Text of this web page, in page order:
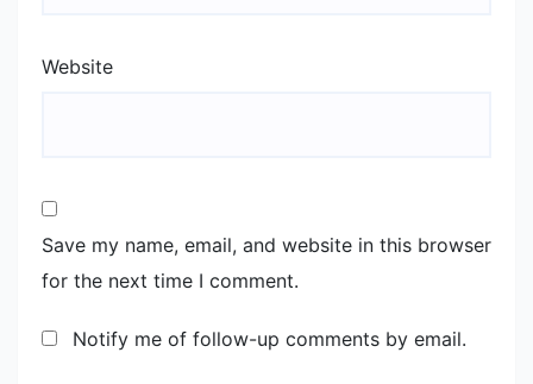
Website
Save my name, email, and website in this browser
for the next time I comment.
Notify me of follow-up comments by email.